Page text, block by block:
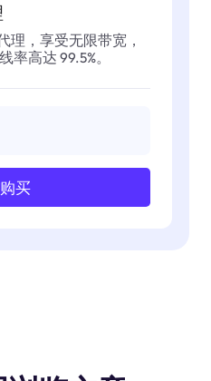
理，享受无限带宽，
率高达 99.5%。
购买